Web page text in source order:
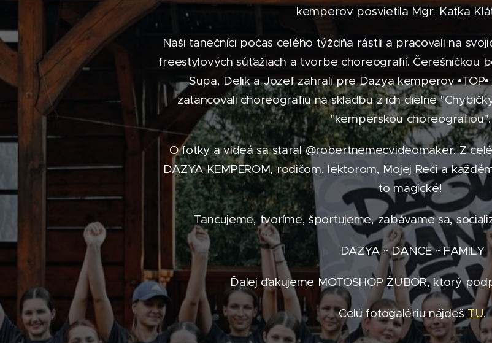
kemperov posvietila Mgr. Katka
Naši tanečníci počas celého týždňa rástli a pracovali na
freestylových súťažiach a tvorbe choreografií. Čerešničkou
Supa, Delik a Jozef zahrali pre Dazya kemperov
zatancovali choreografiu na skladbu z ich dielne
"kemperskou
O fotky a videá sa staral @robertnemecvideomaker. Z
DAZYA KEMPEROM, rodičom, lektorom, Mojej Reči a
to magické!
Tancujeme, tvoríme, športujeme, zabávame sa,
DAZYA ~ DANCE ~ FAMILY
Ďalej ďakujeme MOTOSHOP ŽUBOR, ktorý
Celú fotogalériu nájdešTU.